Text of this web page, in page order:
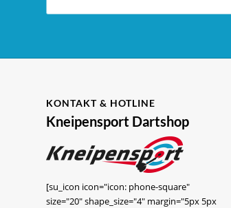
KONTAKT & HOTLINE
Kneipensport Dartshop
[su_icon icon="icon: phone-square"
size="20" shape_size="4" margin="5px 5px